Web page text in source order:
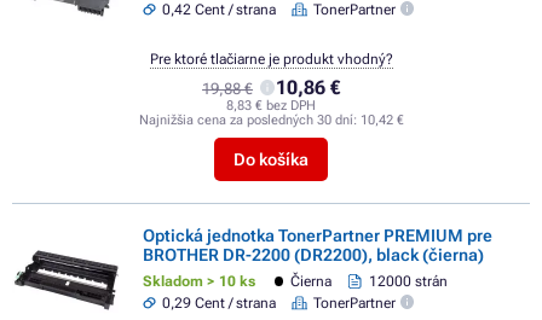
0,42 Cent / strana
TonerPartner
19,88 € 10,86 €
8,83 € bez DPH
Najnižšia cena za posledných 30 dní: 10,42 €
Do košíka
Pre ktoré tlačiarne je produkt vhodný?
Optická jednotka TonerPartner PREMIUM pre
BROTHER DR-2200 (DR2200), black (čierna)
Skladom > 10 ks Čierna
12000 strán
0,29 Cent / strana
TonerPartner